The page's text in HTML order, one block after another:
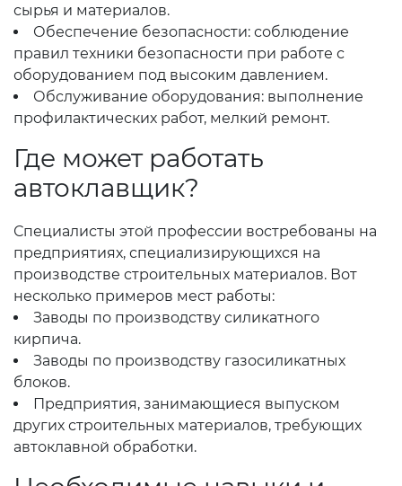
сырья и материалов.
Обеспечение безопасности: соблюдение
правил техники безопасности при работе с
оборудованием под высоким давлением.
Обслуживание оборудования: выполнение
профилактических работ, мелкий ремонт.
Где может работать
автоклавщик?
Специалисты этой профессии востребованы на
предприятиях, специализирующихся на
производстве строительных материалов. Вот
несколько примеров мест работы:
Заводы по производству силикатного
кирпича.
Заводы по производству газосиликатных
блоков.
Предприятия, занимающиеся выпуском
других строительных материалов, требующих
автоклавной обработки.